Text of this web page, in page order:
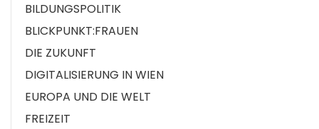
BILDUNGSPOLITIK
BLICKPUNKT:FRAUEN
DIE ZUKUNFT
DIGITALISIERUNG IN WIEN
EUROPA UND DIE WELT
FREIZEIT